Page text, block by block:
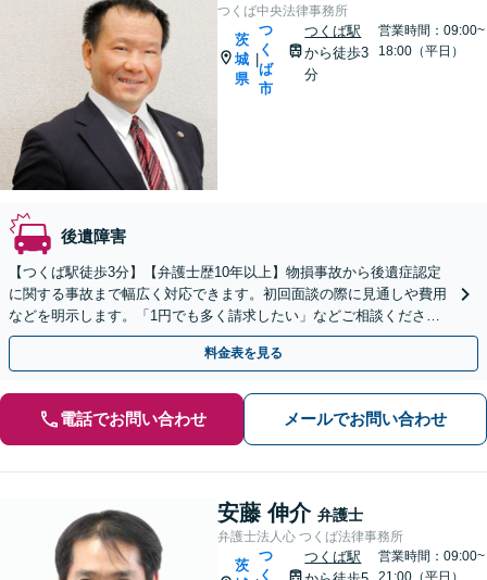
つくば中央法律事務所
茨
城
県
つ
く
ば
市
つくば駅
から徒歩3
分
営業時間：09:00~
18:00（平日）
後遺障害
【つくば駅徒歩3分】【弁護士歴10年以上】物損事故から後遺症認定
に関する事故まで幅広く対応できます。初回面談の際に見通しや費用
などを明示します。「1円でも多く請求したい」などご相談ください
【夜間・休日の相談可能】
料金表を見る
電話でお問い合わせ メールでお問い合わせ
安藤 伸介 弁護士
弁護士法人心 つくば法律事務所
茨
つ
く
つくば駅
営業時間：09:00~
21:00（平日）